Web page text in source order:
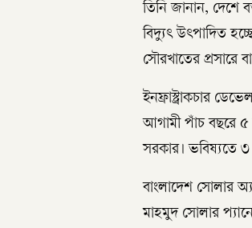
তিনি জানান, দেশে
বিদ্যুৎ উৎপাদিত
সৌরখাতের প্রসারে
ইনফ্রাস্ট্রাকচার
আগামী পাঁচ বছরে ৫
সরকার। ভবিষ্যতে
বাংলাদেশ সোলার
মাহমুদ সোলার